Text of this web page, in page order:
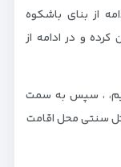
از بنای باشکوه
و در ادامه از
، سپس به سمت
سنتی محل اقامت